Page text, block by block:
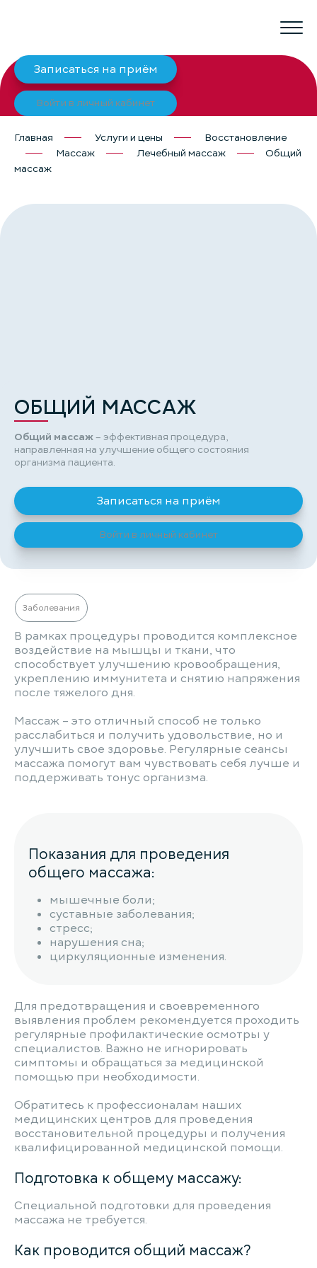
Записаться на приём
Войти в личный кабинет
Главная Услуги и цены
Восстановление
Массаж
Лечебный массаж
Общий
массаж
ОБЩИЙ МАССАЖ
Общий массаж– эффективная процедура,
направленная на улучшение общего состояния
организма пациента.
Записаться на приём
Войти в личный кабинет
Заболевания
В рамках процедуры проводится комплексное
воздействие на мышцы и ткани, что
способствует улучшению кровообращения,
укреплению иммунитета и снятию напряжения
после тяжелого дня.
Массаж – это отличный способ не только
расслабиться и получить удовольствие, но и
улучшить свое здоровье. Регулярные сеансы
массажа помогут вам чувствовать себя лучше и
поддерживать тонус организма.
Показания для проведения
общего массажа:
мышечные боли;
суставные заболевания;
стресс;
нарушения сна;
циркуляционные изменения.
Для предотвращения и своевременного
выявления проблем рекомендуется проходить
регулярные профилактические осмотры у
специалистов. Важно не игнорировать
симптомы и обращаться за медицинской
помощью при необходимости.
Обратитесь к профессионалам наших
медицинских центров для проведения
восстановительной процедуры и получения
квалифицированной медицинской помощи.
Подготовка к общему массажу:
Специальной подготовки для проведения
массажа не требуется.
Как проводится общий массаж?